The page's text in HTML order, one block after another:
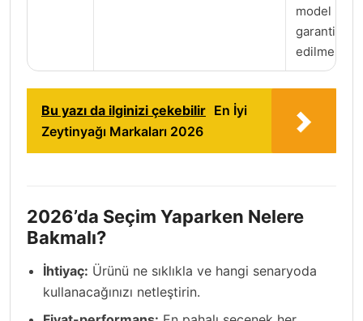
model
garanti
edilmeli.
Bu yazı da ilginizi çekebilir En İyi
Zeytinyağı Markaları 2026
2026’da Seçim Yaparken Nelere
Bakmalı?
İhtiyaç: Ürünü ne sıklıkla ve hangi senaryoda
kullanacağınızı netleştirin.